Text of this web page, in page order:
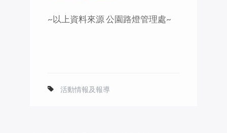
~以上資料來源 公園路燈管理處~
活動情報及報導